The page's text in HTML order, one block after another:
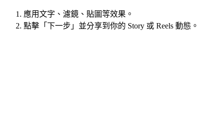
應用文字、濾鏡、貼圖等效果。
點擊「下一步」並分享到你的 Story 或 Reels 動態。